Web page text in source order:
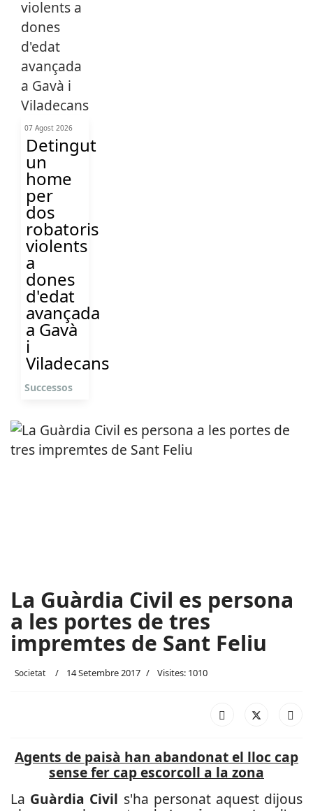
07 Agost 2026
Detingut
un
home
per
dos
robatoris
violents
a
dones
d'edat
avançada
a Gavà
i
Viladecans
Successos
La Guàrdia Civil es persona
a les portes de tres
impremtes de Sant Feliu
Societat 14 Setembre 2017 Visites: 1010
Agents de paisà han abandonat el lloc cap
sense fer cap escorcoll a la zona
La Guàrdia Civil s'ha personat aquest dijous